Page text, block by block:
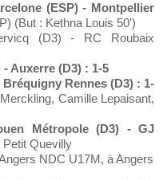
(ESP) - Montpellier
(But : Kethna Louis 50')
(D3) - RC Roubaix
- Auxerre (D3) : 1-5
Bréquigny Rennes (D3) : 1-
Camille Lepaisant,
Métropole (D3) - GJ
Petit Quevilly
NDC U17M, à Angers